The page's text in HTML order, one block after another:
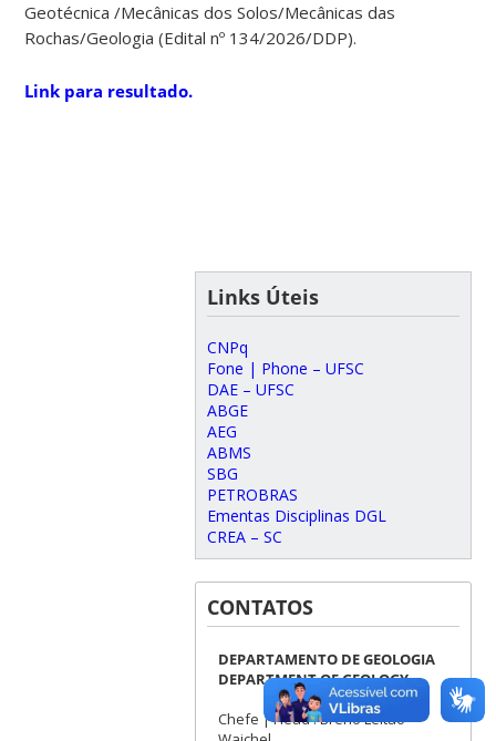
Geotécnica /Mecânicas dos Solos/Mecânicas das
Rochas/Geologia (Edital nº 134/2026/DDP).
Link para resultado.
Links Úteis
CNPq
Fone | Phone – UFSC
DAE – UFSC
ABGE
AEG
ABMS
SBG
PETROBRAS
Ementas Disciplinas DGL
CREA – SC
CONTATOS
DEPARTAMENTO DE GEOLOGIA
DEPARTMENT OF GEOLOGY
Chefe | Head : Breno Leitão